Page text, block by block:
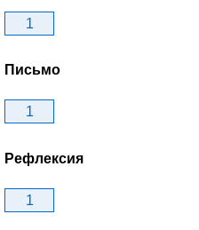
1
Письмо
1
Рефлексия
1